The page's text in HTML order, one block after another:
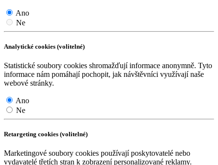
Ano
Ne
Analytické cookies (volitelné)
Statistické soubory cookies shromažďují informace anonymně. Tyto
informace nám pomáhají pochopit, jak návštěvníci využívají naše
webové stránky.
Ano
Ne
Retargeting cookies (volitelné)
Marketingové soubory cookies používají poskytovatelé nebo
vydavatelé třetích stran k zobrazení personalizované reklamy.